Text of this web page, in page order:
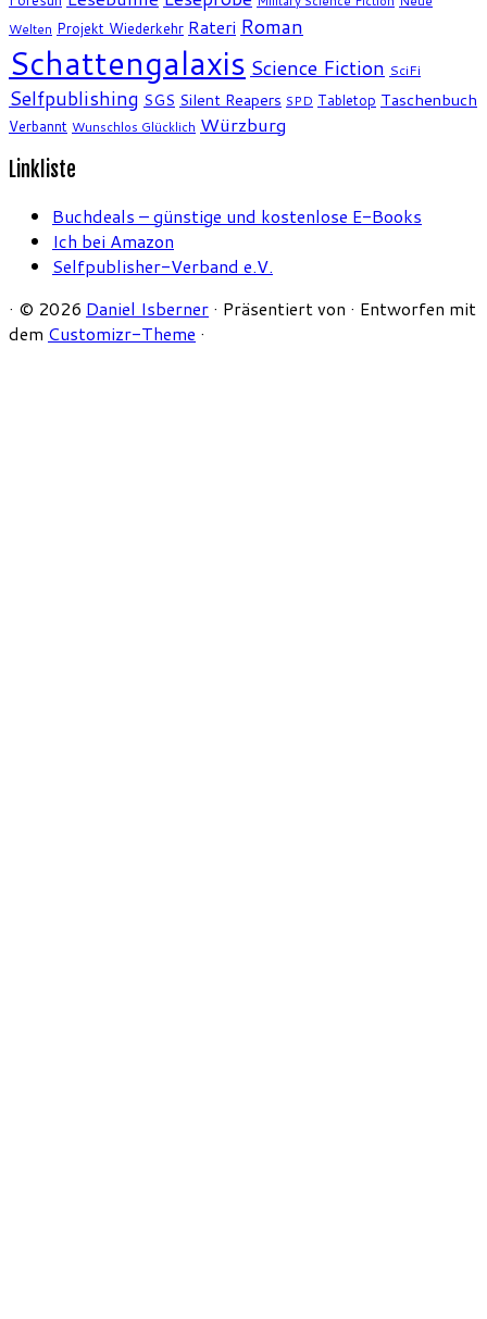
Welten Projekt Wiederkehr Rateri Roman
Schattengalaxis Science Fiction SciFi
Selfpublishing SGS Silent Reapers SPD Tabletop Taschenbuch
Verbannt Wunschlos Glücklich Würzburg
Linkliste
Buchdeals – günstige und kostenlose E-Books
Ich bei Amazon
Selfpublisher-Verband e.V.
· © 2026 Daniel Isberner · Präsentiert von · Entworfen mit
dem Customizr-Theme ·